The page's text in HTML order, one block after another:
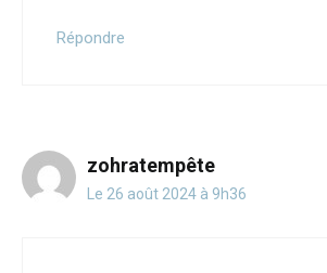
Répondre
zohratempête
Le 26 août 2024 à 9h36